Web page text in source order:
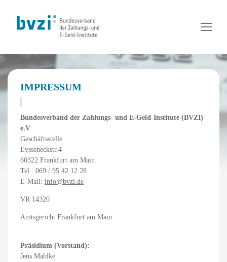
IMPRESSUM
Bundesverband der Zahlungs- und E-Geld-Institute (BVZI)
e.V
Geschäftsstelle
Eysseneckstr.4
60322 Frankfurt am Main
Tel.: 069 / 95 42 12 28
E-Mail: info@bvzi.de
VR 14320
Amtsgericht Frankfurt am Main
Präsidium (Vorstand):
Jens Mahlke